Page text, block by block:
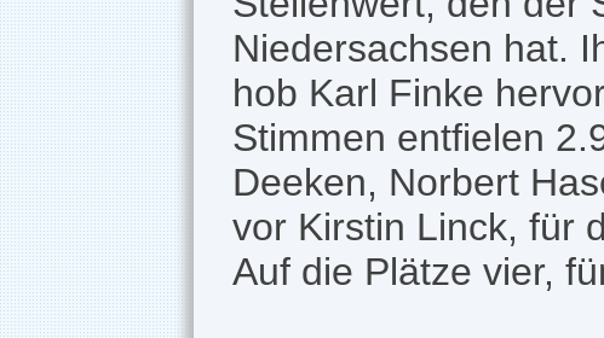
Niedersachsen hat.
hob Karl Finke
Stimmen entfielen
Deeken, Norbert
vor Kirstin Linck, für
Auf die Plätze vier,